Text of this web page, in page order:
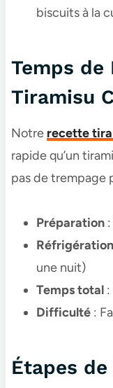
biscuits à la
Temps de
Tiramisu
Notre recette
rapide qu’un
pas de trempage
Préparation:
Réfrigération
une nuit)
Temps total:
Difficulté:
Étapes